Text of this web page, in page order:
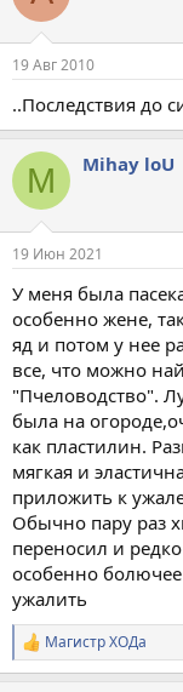
19 Авг 2010
..Последствия до
M Mihay loU
19 Июн 2021
У меня была
особенно жене,
яд и потом у нее
все, что можно
"Пчеловодство".
была на
как пластилин.
мягкая и
приложить к
Обычно пару раз
переносил и
особенно
ужалить
Р
е
Магистр ХОДа